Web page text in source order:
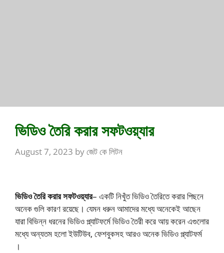
ভিডিও তৈরি করার সফটওয়্যার
August 7, 2023 byজেট কে লিটন
ভিডিও তৈরি করার সফটওয়্যার– একটি নিখুঁত ভিডিও তৈরিতে করার পিছনে
অনেক গুলি কারণ রয়েছে। যেমন ধরুন আমাদের মধ্যে অনেকেই আছেন
যারা বিভিন্ন ধরনের ভিডিও প্ল্যাটফর্মে ভিডিও তৈরী করে আয় করেন এগুলোর
মধ্যে অন্যতম হলো ইউটিউব, ফেশবুকসহ আরও অনেক ভিডিও প্ল্যাটফর্ম
।